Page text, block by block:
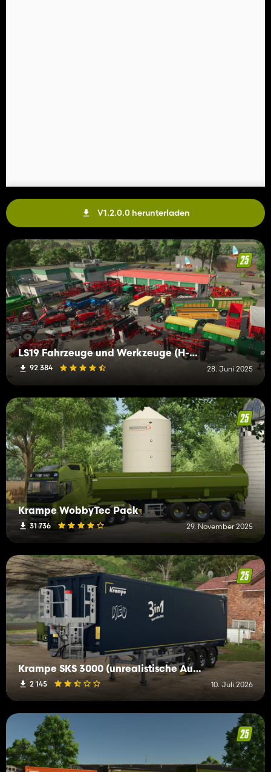
V1.2.0.0 herunterladen
LS19 Fahrzeuge und Werkzeuge (H-K)
92 384 28. Juni 2025
Krampe WobbyTec Pack
31 736 29. November 2025
Krampe SKS 3000 (unrealistische Ausgabe)
2 145 10. Juli 2026